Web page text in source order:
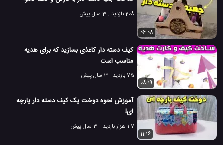
208 بازدید 3 سال پیش
06:08
کیف دسته دار کاغذی بسازید که برای هدیه
مناسب است
75 بازدید
3 سال پیش
08:19
آموزش نحوه دوخت یک کیف دسته دار پارچه
ای!
1.7 هزار بازدید
3 سال پیش
11:16